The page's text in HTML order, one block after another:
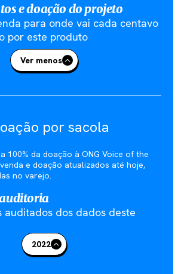
e doação do projeto
para onde vai cada centavo
por este produto
Ver menos
por sacola
100% da doação à ONG Voice of the
e doação atualizados até hoje,
no varejo.
auditados dos dados deste
2022